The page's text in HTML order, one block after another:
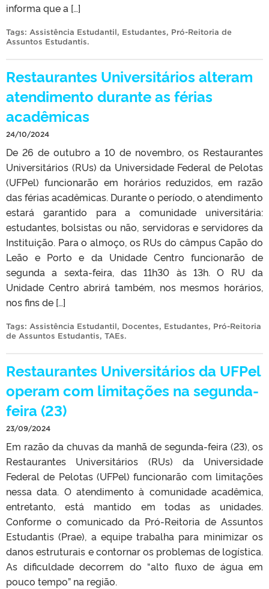
informa que a […]
Tags: Assistência Estudantil, Estudantes, Pró-Reitoria de
Assuntos Estudantis.
Restaurantes Universitários alteram
atendimento durante as férias
acadêmicas
24/10/2024
De 26 de outubro a 10 de novembro, os Restaurantes
Universitários (RUs) da Universidade Federal de Pelotas
(UFPel) funcionarão em horários reduzidos, em razão
das férias acadêmicas. Durante o período, o atendimento
estará garantido para a comunidade universitária:
estudantes, bolsistas ou não, servidoras e servidores da
Instituição. Para o almoço, os RUs do câmpus Capão do
Leão e Porto e da Unidade Centro funcionarão de
segunda a sexta-feira, das 11h30 às 13h. O RU da
Unidade Centro abrirá também, nos mesmos horários,
nos fins de […]
Tags: Assistência Estudantil, Docentes, Estudantes, Pró-Reitoria
de Assuntos Estudantis, TAEs.
Restaurantes Universitários da UFPel
operam com limitações na segunda-
feira (23)
23/09/2024
Em razão da chuvas da manhã de segunda-feira (23), os
Restaurantes Universitários (RUs) da Universidade
Federal de Pelotas (UFPel) funcionarão com limitações
nessa data. O atendimento à comunidade acadêmica,
entretanto, está mantido em todas as unidades.
Conforme o comunicado da Pró-Reitoria de Assuntos
Estudantis (Prae), a equipe trabalha para minimizar os
danos estruturais e contornar os problemas de logística.
As dificuldade decorrem do “alto fluxo de água em
pouco tempo” na região.